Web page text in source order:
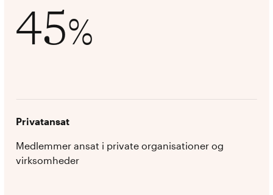
45%
Privatansat
Medlemmer ansat i private organisationer og
virksomheder